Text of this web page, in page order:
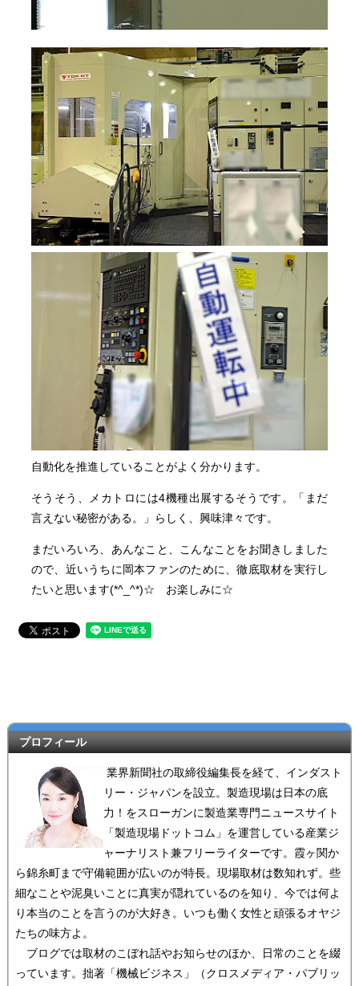
自動化を推進していることがよく分かります。
そうそう、メカトロには4機種出展するそうです。「まだ
言えない秘密がある。」らしく、興味津々です。
まだいろいろ、あんなこと、こんなことをお聞きしました
ので、近いうちに岡本ファンのために、徹底取材を実行し
たいと思います(*^_^*)☆ お楽しみに☆
プロフィール
業界新聞社の取締役編集長を経て、インダスト
リー・ジャパンを設立。製造現場は日本の底
力！をスローガンに製造業専門ニュースサイト
「製造現場ドットコム」を運営している産業ジ
ャーナリスト兼フリーライターです。霞ヶ関か
ら錦糸町まで守備範囲が広いのが特長。現場取材は数知れず。些
細なことや泥臭いことに真実が隠れているのを知り、今では何よ
り本当のことを言うのが大好き。いつも働く女性と頑張るオヤジ
たちの味方よ。
ブログでは取材のこぼれ話やお知らせのほか、日常のことを綴
っています。拙著「機械ビジネス」（クロスメディア・パブリッ